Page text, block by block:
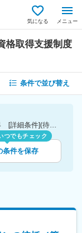
気になる メニュー
格取得支援制度
条件で並び替え
[勤務地]富山県 [業種]メーカー（機械・電気）業界 [詳細条件](待遇・福利厚生)資格取得支援制度
つでもチェック
条件を保存